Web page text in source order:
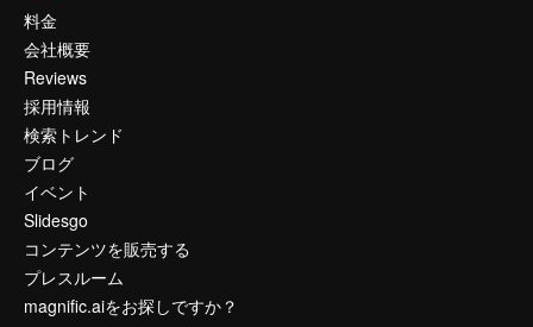
料金
会社概要
Reviews
採用情報
検索トレンド
ブログ
イベント
Slidesgo
コンテンツを販売する
プレスルーム
magnific.aiをお探しですか？